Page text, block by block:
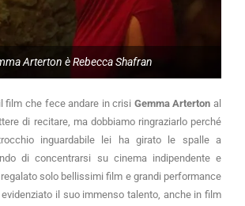
Arterton è Rebecca Shafran
film che fece andare in crisi Gemma Arterton al
di recitare, ma dobbiamo ringraziarlo perché
inguardabile lei ha girato le spalle a
di concentrarsi su cinema indipendente e
solo bellissimi film e grandi performance
il suo immenso talento, anche in film